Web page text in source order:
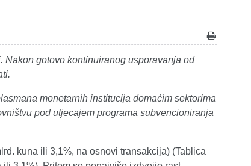
Nakon gotovo kontinuiranog usporavanja od
monetarnih institucija domaćim sektorima
pod utjecajem programa subvencioniranja
kuna ili 3,1%, na osnovi transakcija) (Tablica